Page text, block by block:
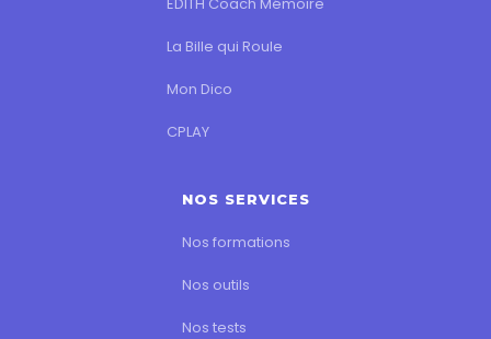
La Bille qui Roule
Mon Dico
CPLAY
NOS SERVICES
Nos formations
Nos outils
Nos tests